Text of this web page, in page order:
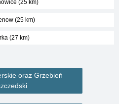
(25 km)
(25 km)
(27 km)
oraz Grzebień